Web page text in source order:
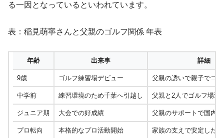
る一因となっているといわれています。
表：稲見萌寧さんと父親のゴルフ関係 年表
年齢 出来事 詳細
9歳 ゴルフ練習場デビュー 父親の誘いで親子でゴ
中学前 練習環境のため千葉へ引越し 父親と2人でゴルフ場近
ジュニア期 大会での好成績 父親のサポートで国内
プロ転向 本格的なプロ活動開始 家族の支えで安定した